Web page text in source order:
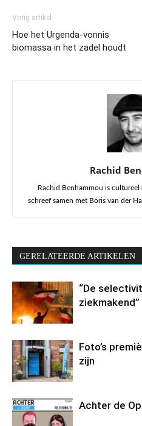
Vorig artikel
Hoe het Urgenda-vonnis
biomassa in het zadel houdt
Rachid
Rachid Benhammou is
schreef samen met Boris van der
GERELATEERDE ARTIKELEN
“De
ziekmakend”
Foto’s
zijn
Achter de